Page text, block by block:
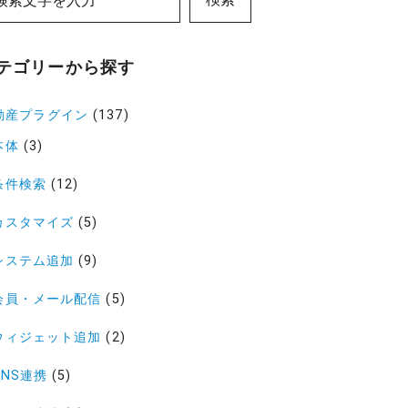
ゴリーから探す
産プラグイン (137)
体 (3)
件検索 (12)
スタマイズ (5)
ステム追加 (9)
員・メール配信 (5)
ィジェット追加 (2)
連携 (5)